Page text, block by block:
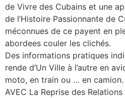
de Vivre des Cubains et une
de l’Histoire Passionnante de
méconnues de ce payent en
abordees couler les clichés.
Des informations pratiques
rende d’Un Ville à l’autre en
moto, en train ou … en camion.
AVEC La Reprise des